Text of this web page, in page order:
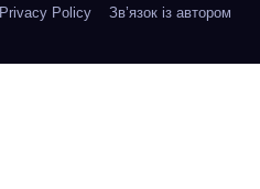
Privacy Policy Зв’язок із автором